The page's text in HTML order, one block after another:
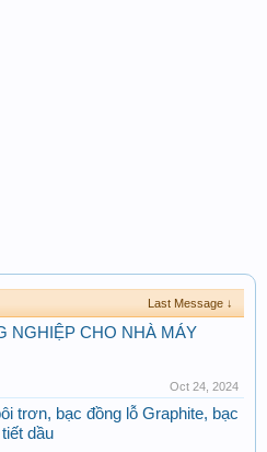
Last Message ↓
NGHIỆP CHO NHÀ MÁY
Oct 24, 2024
trơn, bạc đồng lỗ Graphite, bạc
dầu